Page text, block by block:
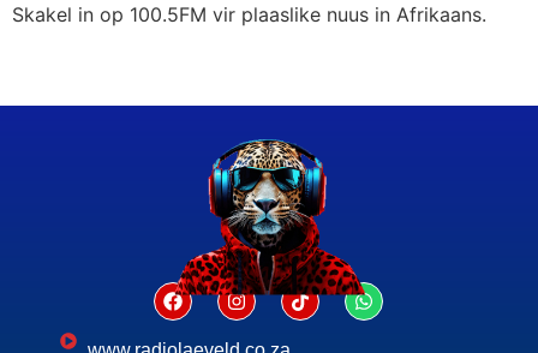
Skakel in op 100.5FM vir plaaslike nuus in Afrikaans.